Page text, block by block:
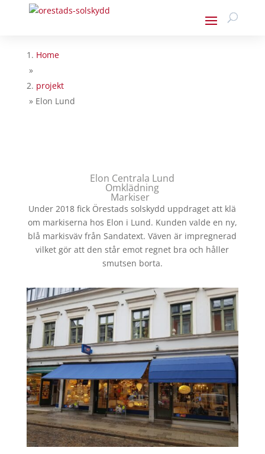
Home
»
projekt
» Elon Lund
Elon Centrala Lund
Omklädning
Markiser
Under 2018 fick Örestads solskydd uppdraget att klä
om markiserna hos Elon i Lund. Kunden valde en ny,
blå markisväv från Sandatext. Väven är impregnerad
vilket gör att den står emot regnet bra och håller
smutsen borta.